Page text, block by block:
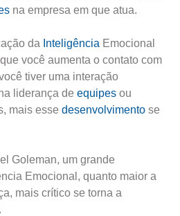
na empresa em que atua.
da Inteligência Emocional
você aumenta o contato com
tiver uma interação
liderança de equipes ou
mais esse desenvolvimento se
Goleman, um grande
Emocional, quanto maior a
mais crítico se torna a